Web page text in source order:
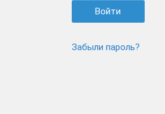
Забыли пароль?